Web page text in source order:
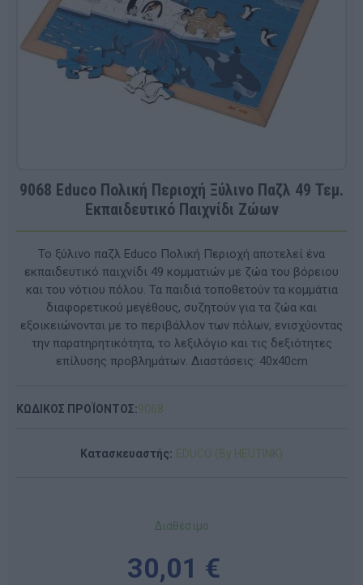
9068 Educo Πολική Περιοχή Ξύλινο Παζλ 49 Τεμ.
Εκπαιδευτικό Παιχνίδι Ζώων
Το ξύλινο παζλ Educo Πολική Περιοχή αποτελεί ένα
εκπαιδευτικό παιχνίδι 49 κομματιών με ζώα του βόρειου
και του νότιου πόλου. Τα παιδιά τοποθετούν τα κομμάτια
διαφορετικού μεγέθους, συζητούν για τα ζώα και
εξοικειώνονται με το περιβάλλον των πόλων, ενισχύοντας
την παρατηρητικότητα, το λεξιλόγιο και τις δεξιότητες
επίλυσης προβλημάτων. Διαστάσεις: 40x40cm
ΚΩΔΙΚΟΣ ΠΡΟΪΟΝΤΟΣ:9068
Κατασκευαστής: EDUCO (By HEUTINK)
Διαθέσιμο
30,01 €